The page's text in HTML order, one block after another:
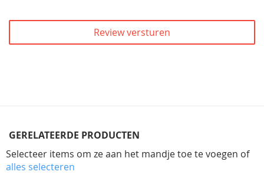
Review versturen
GERELATEERDE PRODUCTEN
Selecteer items om ze aan het mandje toe te voegen of
alles selecteren